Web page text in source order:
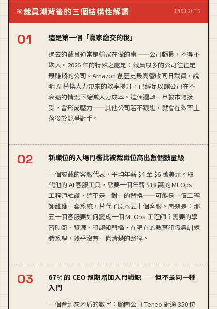
🎯裁員潮背後的三個結構性解讀 INSIGHTS
這是第一個「贏家繳交的稅」
過去的裁員通常是輸家在做的事——公司虧損，不得不
砍人。2026 年的特殊之處是：裁員最多的公司往往是
最賺錢的公司。Amazon 創歷史最高營收同日裁員，說
明 AI 替換人力帶來的效率提升，已經足以讓公司在不
衰退的情況下縮減人力成本。這個邏輯一旦被市場接
受，會形成壓力——其他公司若不跟進，就會在效率上
落後於競爭對手。
新職位的入場門檻比被裁職位高出數個數量級
一個被裁的客服代表，平均年薪 $4 至 $6 萬美元。取
代他的 AI 客服工具，需要一個年薪 $18 萬的 MLOps
工程師維護。這不是一對一的替換——可能是一個工程
師維護一套系統，替代了原本五十個客服。問題是：那
五十個客服要如何變成一個 MLOps 工程師？需要的學
習時間、資源、和認知門檻，在現有的教育和職業訓練
體系裡，幾乎沒有一條清楚的路徑。
67% 的 CEO 預期增加入門職缺——但不是同一種
入門
一個看起來矛盾的數字：顧問公司 Teneo 對逾 350 位